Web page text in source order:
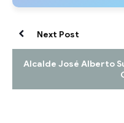
Next Post
Alcalde José Alberto